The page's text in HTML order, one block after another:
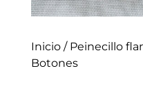
Inicio/ Peinecillo
Botones